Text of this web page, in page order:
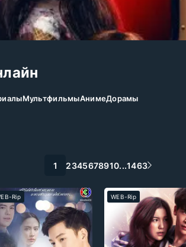
МультфильмыАнимеДорамы
1 2345678910...1463
Rip WEB-Rip